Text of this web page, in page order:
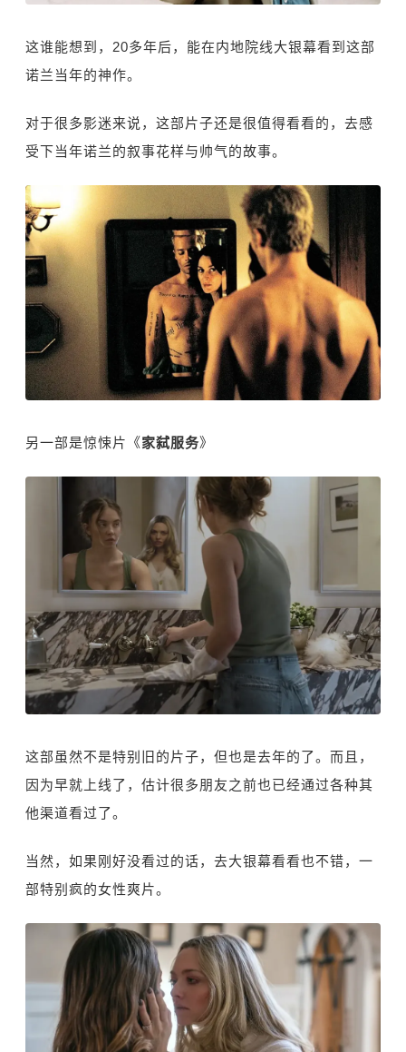
这谁能想到，20多年后，能在内地院线大银幕看到这部
诺兰当年的神作。
对于很多影迷来说，这部片子还是很值得看看的，去感
受下当年诺兰的叙事花样与帅气的故事。
另一部是惊悚片《家弑服务》
这部虽然不是特别旧的片子，但也是去年的了。而且，
因为早就上线了，估计很多朋友之前也已经通过各种其
他渠道看过了。
当然，如果刚好没看过的话，去大银幕看看也不错，一
部特别疯的女性爽片。